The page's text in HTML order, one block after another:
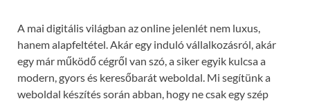
A mai digitális világban az online jelenlét nem luxus,
hanem alapfeltétel. Akár egy induló vállalkozásról, akár
egy már működő cégről van szó, a siker egyik kulcsa a
modern, gyors és keresőbarát weboldal. Mi segítünk a
weboldal készítés során abban, hogy ne csak egy szép